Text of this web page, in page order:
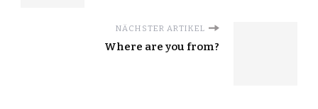
NÄCHSTER ARTIKEL
Where are you from?